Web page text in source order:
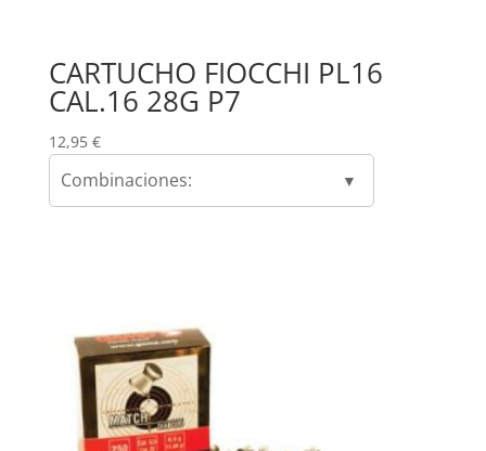
CARTUCHO FIOCCHI PL16
CAL.16 28G P7
12,95 €
Combinaciones: